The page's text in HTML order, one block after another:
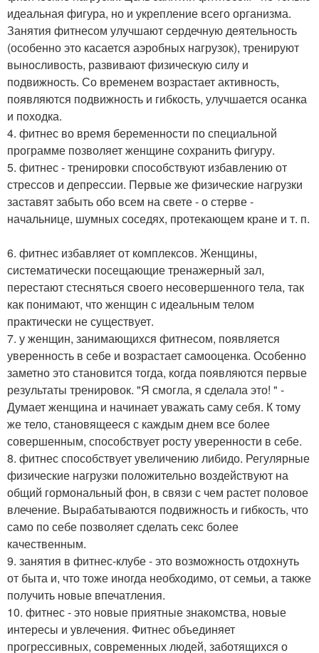
идеальная фигура, но и укрепление всего организма.
Занятия фитнесом улучшают сердечную деятельность
(особенно это касается аэробных нагрузок), тренируют
выносливость, развивают физическую силу и
подвижность. Со временем возрастает активность,
появляются подвижность и гибкость, улучшается осанка
и походка.
4. фитнес во время беременности по специальной
программе позволяет женщине сохранить фигуру.
5. фитнес - тренировки способствуют избавлению от
стрессов и депрессии. Первые же физические нагрузки
заставят забыть обо всем на свете - о стерве -
начальнице, шумных соседях, протекающем кране и т. п.
6. фитнес избавляет от комплексов. Женщины,
систематически посещающие тренажерный зал,
перестают стесняться своего несовершенного тела, так
как понимают, что женщин с идеальным телом
практически не существует.
7. у женщин, занимающихся фитнесом, появляется
уверенность в себе и возрастает самооценка. Особенно
заметно это становится тогда, когда появляются первые
результаты тренировок. "Я смогла, я сделала это! " -
Думает женщина и начинает уважать саму себя. К тому
же тело, становящееся с каждым днем все более
совершенным, способствует росту уверенности в себе.
8. фитнес способствует увеличению либидо. Регулярные
физические нагрузки положительно воздействуют на
общий гормональный фон, в связи с чем растет половое
влечение. Вырабатываются подвижность и гибкость, что
само по себе позволяет сделать секс более
качественным.
9. занятия в фитнес-клубе - это возможность отдохнуть
от быта и, что тоже иногда необходимо, от семьи, а также
получить новые впечатления.
10. фитнес - это новые приятные знакомства, новые
интересы и увлечения. Фитнес объединяет
прогрессивных, современных людей, заботящихся о